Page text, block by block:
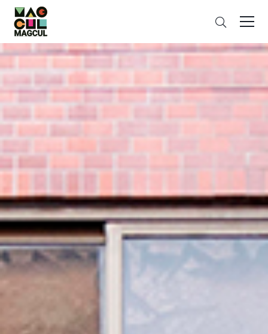
ン
テ
ン
ツ
に
ス
キ
ッ
プ